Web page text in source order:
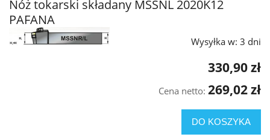
Nóż tokarski składany MSSNL 2020K12
PAFANA
Wysyłka w: 3 dni
330,90 zł
Cena netto: 269,02 zł
DO KOSZYKA